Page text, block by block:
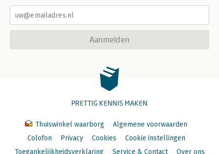
Aanmelden
PRETTIG KENNIS MAKEN
Thuiswinkel waarborg
Algemene voorwaarden
Colofon
Privacy Cookies
Cookie instellingen
Toegankelijkheidsverklaring
Service & Contact Over ons